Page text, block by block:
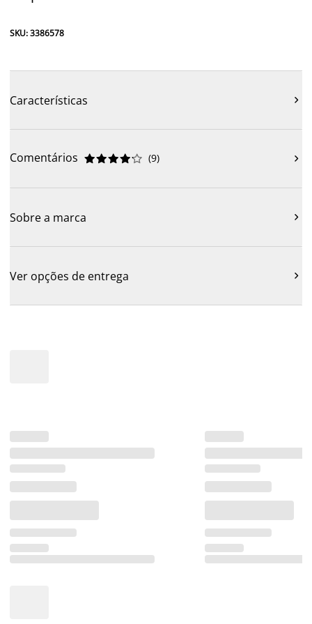
SKU: 3386578
Características 
Comentários 




 (9) 
Sobre a marca 
Ver opções de entrega 